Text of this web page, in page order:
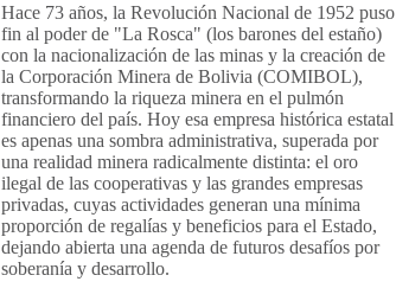
Hace 73 años, la Revolución Nacional de 1952 puso
fin al poder de "La Rosca" (los barones del estaño)
con la nacionalización de las minas y la creación de
la Corporación Minera de Bolivia (COMIBOL),
transformando la riqueza minera en el pulmón
financiero del país. Hoy esa empresa histórica estatal
es apenas una sombra administrativa, superada por
una realidad minera radicalmente distinta: el oro
ilegal de las cooperativas y las grandes empresas
privadas, cuyas actividades generan una mínima
proporción de regalías y beneficios para el Estado,
dejando abierta una agenda de futuros desafíos por
soberanía y desarrollo.